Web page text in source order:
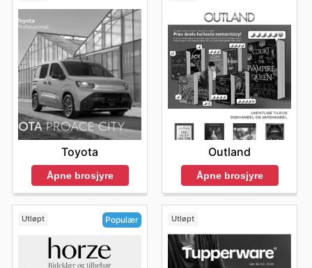
Toyota
Åpne brosjyre
Outland
Åpne brosjyre
Utløpt Populær Utløpt